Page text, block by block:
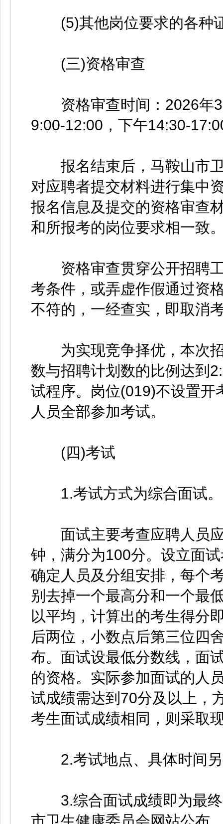
(5)其他岗位要求的各种
(三)资格审查
资格审查时间：2026年3
9:00-12:00，下午14:30-
报名结束后，马鞍山市卫
对应聘者提交材料进行集中
报名信息及提交的资格审查
和所报考的岗位要求相一致
资格审查贯穿公开招聘工
考条件，或弄虚作假通过资
不符的，一经查实，即取消
为实现竞争择优，本次招
数与招聘计划数的比例达到
试程序。岗位(019)不设置开
人员全部参加考试。
(四)考试
1.考试方式为综合面试。
面试主要考查应聘人员应
钟，满分为100分。设立面
确定人员及分组安排，每个
别去掉一个最高分和一个最
以平均，计算出的考生得分
后两位，小数点后第三位四
布。面试设最低分数线，面
的资格。实际参加面试的人
试成绩需达到70分及以上，
考生面试成绩相同，则采取
2.考试地点、具体时间另
3.综合面试成绩即为最终